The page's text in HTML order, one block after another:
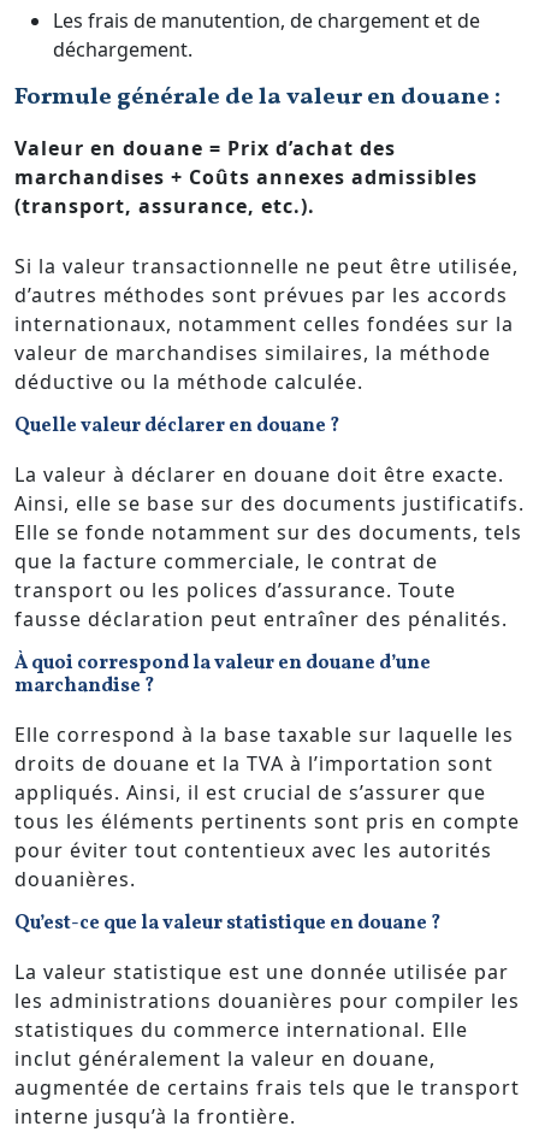
Les frais de manutention, de chargement et de
déchargement.
Formule générale de la valeur en douane :
Valeur en douane = Prix d’achat des
marchandises + Coûts annexes admissibles
(transport, assurance, etc.).
Si la valeur transactionnelle ne peut être utilisée,
d’autres méthodes sont prévues par les accords
internationaux, notamment celles fondées sur la
valeur de marchandises similaires, la méthode
déductive ou la méthode calculée.
Quelle valeur déclarer en douane ?
La valeur à déclarer en douane doit être exacte.
Ainsi, elle se base sur des documents justificatifs.
Elle se fonde notamment sur des documents, tels
que la facture commerciale, le contrat de
transport ou les polices d’assurance. Toute
fausse déclaration peut entraîner des pénalités.
À quoi correspond la valeur en douane d’une
marchandise ?
Elle correspond à la base taxable sur laquelle les
droits de douane et la TVA à l’importation sont
appliqués. Ainsi, il est crucial de s’assurer que
tous les éléments pertinents sont pris en compte
pour éviter tout contentieux avec les autorités
douanières.
Qu’est-ce que la valeur statistique en douane ?
La valeur statistique est une donnée utilisée par
les administrations douanières pour compiler les
statistiques du commerce international. Elle
inclut généralement la valeur en douane,
augmentée de certains frais tels que le transport
interne jusqu’à la frontière.